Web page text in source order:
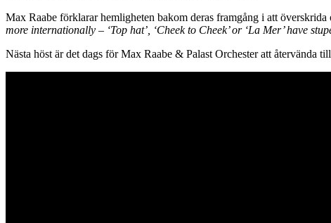
Max Raabe förklarar hemligheten bakom deras framgång i att
more internationally – ‘Top hat’, ‘Cheek to Cheek’ or ‘La Mer’ have
Nästa höst är det dags för Max Raabe & Palast Orchester att återvända